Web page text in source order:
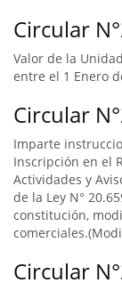
Circular
Valor de la
entre el 1 Enero
Circular
Imparte
Inscripción en el
Actividades y
de la Ley N°
constitución,
Circular